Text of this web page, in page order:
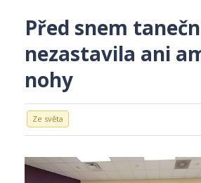
Před snem
nezastavila ani
nohy
Ze světa